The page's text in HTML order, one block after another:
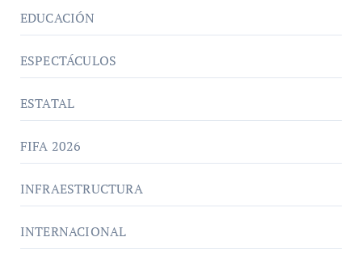
EDUCACIÓN
ESPECTÁCULOS
ESTATAL
FIFA 2026
INFRAESTRUCTURA
INTERNACIONAL